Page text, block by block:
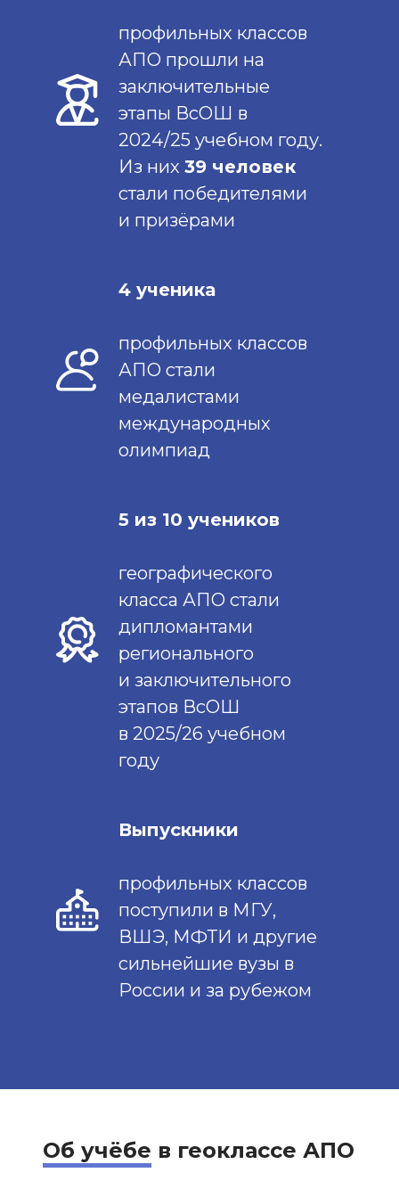
профильных классов
АПО прошли на
заключительные
этапы ВсОШ в
2024/25 учебном году.
Из них39 человек
стали победителями
и призёрами
4 ученика
профильных классов
АПО стали
медалистами
международных
олимпиад
5 из 10 учеников
географического
класса АПО стали
дипломантами
регионального
и заключительного
этапов ВсОШ
в 2025/26 учебном
году
Выпускники
профильных классов
поступили в МГУ,
ВШЭ, МФТИ и другие
сильнейшие вузы в
России и за рубежом
Об учёбе в геоклассе АПО